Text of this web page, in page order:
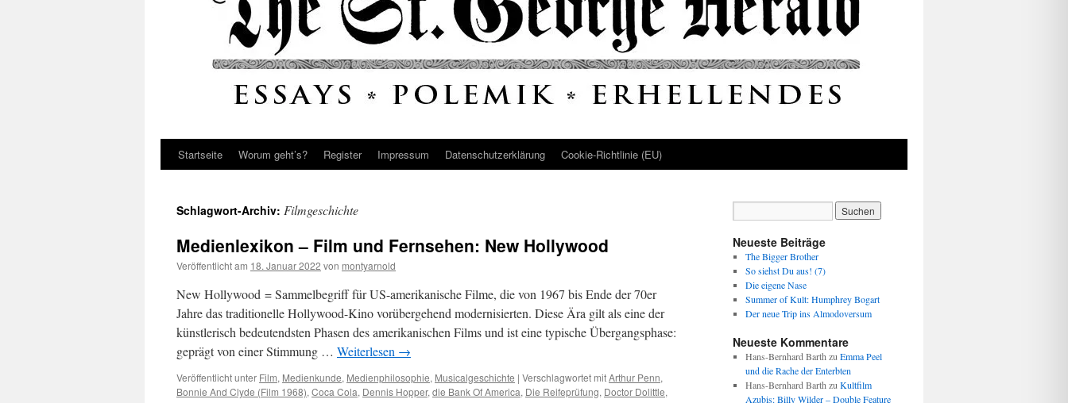
Startseite Worum geht’s? Register Impressum Datenschutz­erklärung Cookie-Richtlinie (EU)
Schlagwort-Archiv: Filmgeschichte
Medienlexikon – Film und Fernsehen: New Hollywood
Veröffentlicht am 18. Januar 2022 von montyarnold
New Hollywood = Sammelbegriff für US-amerikanische Filme, die von 1967 bis Ende der 70er
Jahre das traditionelle Hollywood-Kino vorübergehend modernisierten. Diese Ära gilt als eine der
künstlerisch bedeutendsten Phasen des amerikanischen Films und ist eine typische Übergangsphase:
geprägt von einer Stimmung … Weiterlesen →
Veröffentlicht unter Film, Medienkunde, Medienphilosophie, Musicalgeschichte | Verschlagwortet mitArthur Penn,
Bonnie And Clyde (Film 1968), Coca Cola, Dennis Hopper, die Bank Of America, Die Reifeprüfung, Doctor Dolittle,
Neueste Beiträge
The Bigger Brother
So siehst Du aus! (7)
Die eigene Nase
Summer of Kult: Humphrey Bogart
Der neue Trip ins Almodoversum
Neueste Kommentare
Hans-Bernhard Barth zu Emma Peel
und die Rache der Enterbten
Hans-Bernhard Barth zu Kultfilm
Azubis: Billy Wilder – Double Feature